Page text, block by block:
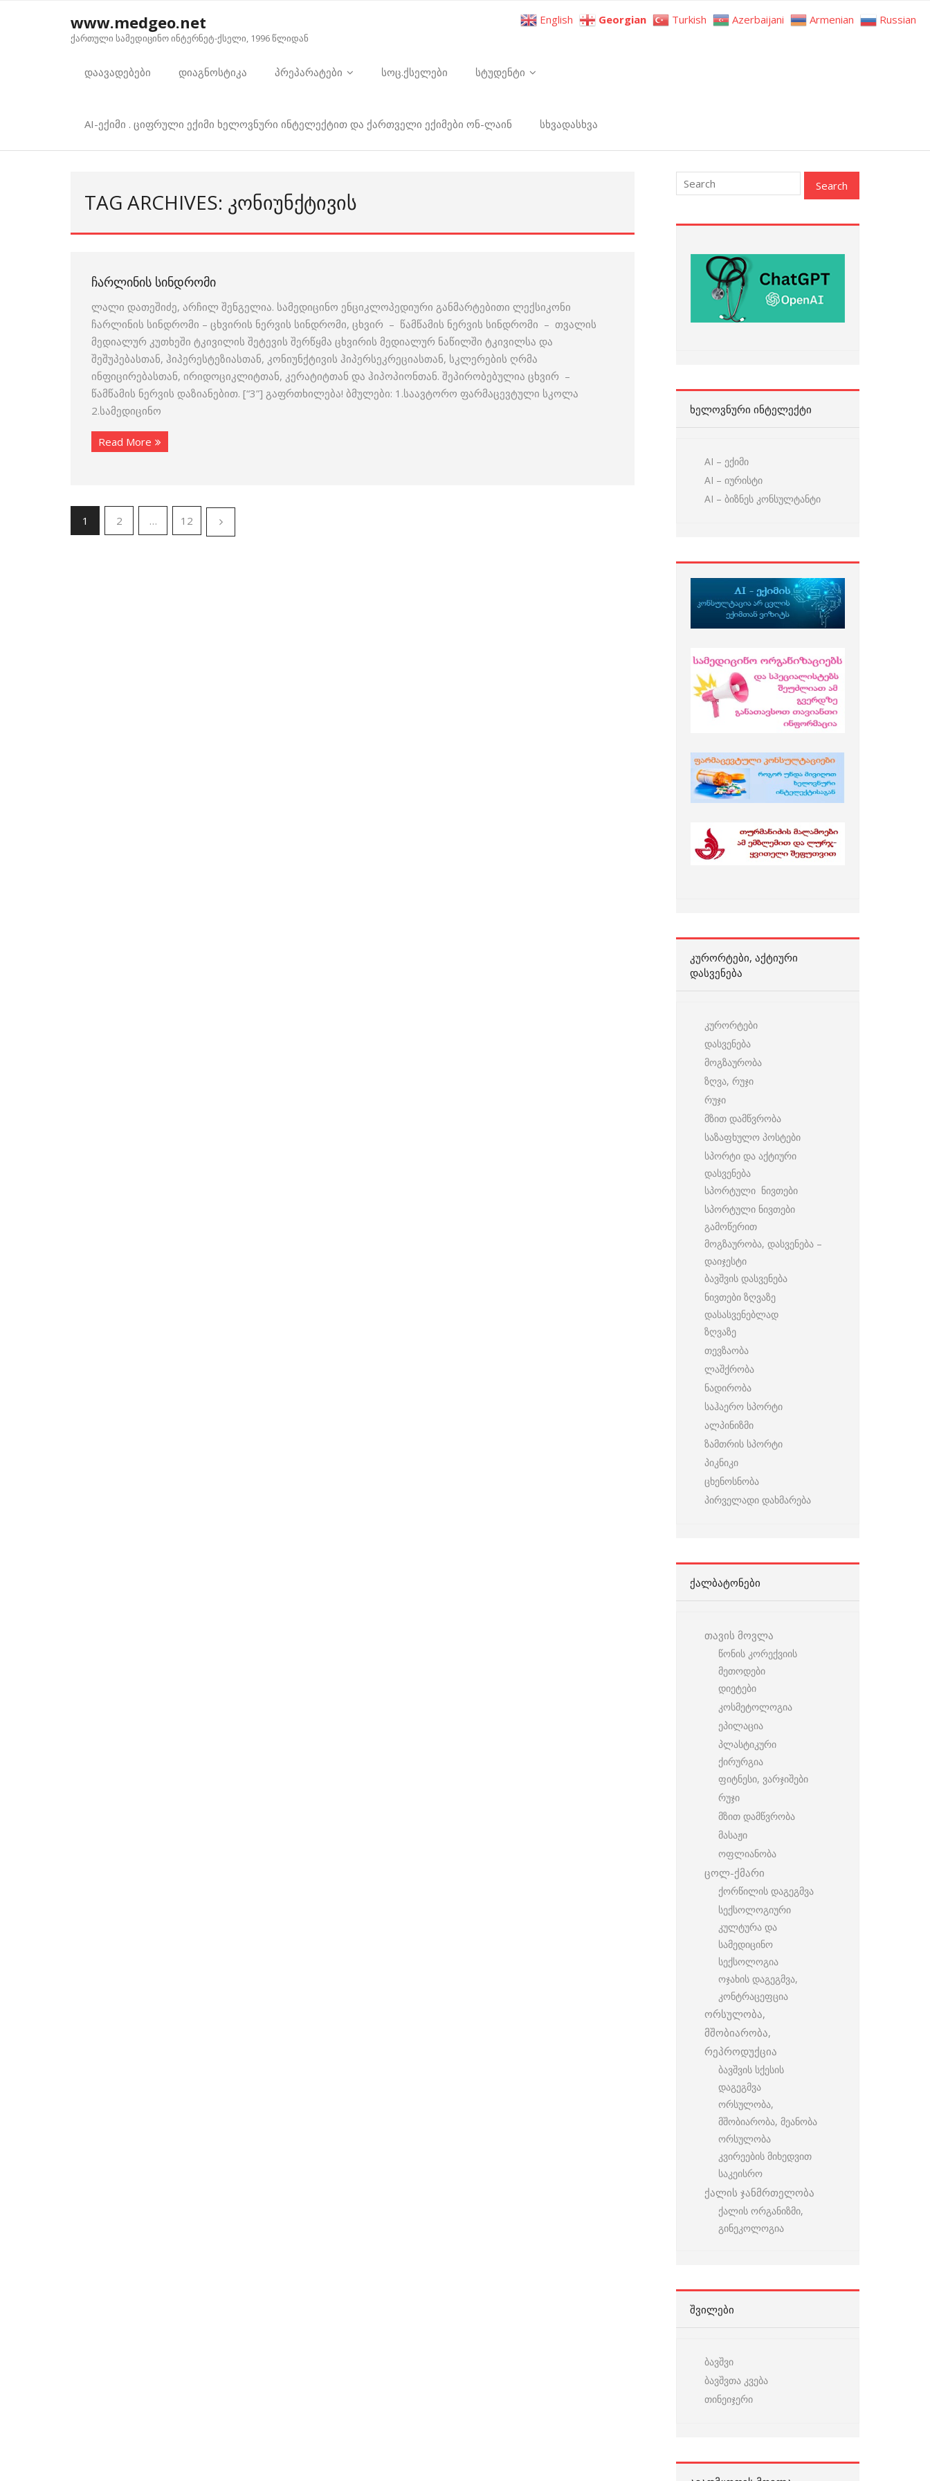
www.medgeo.net
ქართული სამედიცინო ინტერნეტ-ქსელი, 1996 წლიდან
დაავადებები დიაგნოსტიკა პრეპარატები სოც.ქსელები სტუდენტი
AI-ექიმი . ციფრული ექიმი ხელოვნური ინტელექტით და ქართველი ექიმები ონ-ლაინ სხვადასხვა
TAG ARCHIVES: ᲙᲝᲜᲘᲣᲜᲥᲢᲘᲕᲘᲡ
ᲩᲐᲠᲚᲘᲜᲘᲡ ᲡᲘᲜᲓᲠᲝᲛᲘ
ლალი დათეშიძე, არჩილ შენგელია. სამედიცინო ენციკლოპედიური განმარტებითი ლექსიკონი
ჩარლინის სინდრომი – ცხვირის ნერვის სინდრომი, ცხვირ – წამწამის ნერვის სინდრომი – თვალის
მედიალურ კუთხეში ტკივილის შეტევის შერწყმა ცხვირის მედიალურ ნაწილში ტკივილსა და
შეშუპებასთან, ჰიპერესტეზიასთან, კონიუნქტივის ჰიპერსეკრეციასთან, სკლერების ღრმა
ინფიცირებასთან, ირიდოციკლიტთან, კერატიტთან და ჰიპოპიონთან. შეპირობებულია ცხვირ –
წამწამის ნერვის დაზიანებით. [“3”] გაფრთხილება! ბმულები: 1.საავტორო ფარმაცევტული სკოლა
2.სამედიცინო
Read More
1 2 … 12
ᲮᲔᲚᲝᲕᲜᲣᲠᲘ ᲘᲜᲢᲔᲚᲔᲥᲢᲘ
AI – ექიმი
AI – იურისტი
AI – ბიზნეს კონსულტანტი
ᲙᲣᲠᲝᲠᲢᲔᲑᲘ, ᲐᲥᲢᲘᲣᲠᲘ
ᲓᲐᲡᲕᲔᲜᲔᲑᲐ
კურორტები
დასვენება
მოგზაურობა
ზღვა, რუჯი
რუჯი
მზით დამწვრობა
საზაფხულო პოსტები
სპორტი და აქტიური
დასვენება
სპორტული ნივთები
სპორტული ნივთები
გამოწერით
მოგზაურობა, დასვენება –
დაიჯესტი
ბავშვის დასვენება
ნივთები ზღვაზე
დასასვენებლად
ზღვაზე
თევზაობა
ლაშქრობა
ნადირობა
საჰაერო სპორტი
ალპინიზმი
ზამთრის სპორტი
პიკნიკი
ცხენოსნობა
პირველადი დახმარება
ᲥᲐᲚᲑᲐᲢᲝᲜᲔᲑᲘ
თავის მოვლა
წონის კორექვიის
მეთოდები
დიეტები
კოსმეტოლოგია
ეპილაცია
პლასტიკური
ქირურგია
ფიტნესი, ვარჯიშები
რუჯი
მზით დამწვრობა
მასაჟი
ოფლიანობა
ცოლ-ქმარი
ქორწილის დაგეგმვა
სექსოლოგიური
კულტურა და
სამედიცინო
სექსოლოგია
ოჯახის დაგეგმვა,
კონტრაცეფცია
ორსულობა,
მშობიარობა,
რეპროდუქცია
ბავშვის სქესის
დაგეგმვა
ორსულობა,
მშობიარობა, მეანობა
ორსულობა
კვირეების მიხედვით
საკეისრო
ქალის ჯანმრთელობა
ქალის ორგანიზმი,
გინეკოლოგია
ᲨᲕᲘᲚᲔᲑᲘ
ბავშვი
ბავშვთა კვება
თინეიჯერი
English Georgian Turkish Azerbaijani Armenian Russian